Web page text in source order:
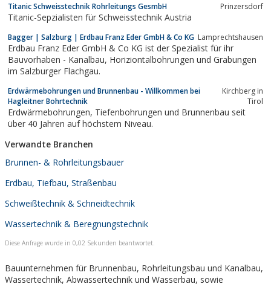
Titanic Schweisstechnik Rohrleitungs GesmbH Prinzersdorf
Titanic-Sepzialisten für Schweisstechnik Austria
Bagger | Salzburg | Erdbau Franz Eder GmbH & Co KG Lamprechtshausen
Erdbau Franz Eder GmbH & Co KG ist der Spezialist für ihr
Bauvorhaben - Kanalbau, Horiziontalbohrungen und Grabungen
im Salzburger Flachgau.
Erdwärmebohrungen und Brunnenbau - Willkommen bei
Hagleitner Bohrtechnik
Kirchberg in
Tirol
Erdwärmebohrungen, Tiefenbohrungen und Brunnenbau seit
über 40 Jahren auf höchstem Niveau.
Verwandte Branchen
Brunnen- & Rohrleitungsbauer
Erdbau, Tiefbau, Straßenbau
Schweißtechnik & Schneidtechnik
Wassertechnik & Beregnungstechnik
Diese Anfrage wurde in 0,02 Sekunden beantwortet.
Bauunternehmen für Brunnenbau, Rohrleitungsbau und Kanalbau,
Wassertechnik, Abwassertechnik und Wasserbau, sowie